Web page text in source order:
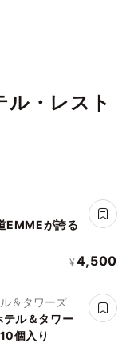
ル・レスト
EMMEが誇る
¥ 4,500
＆タワーズ
テル＆タワー
個入り